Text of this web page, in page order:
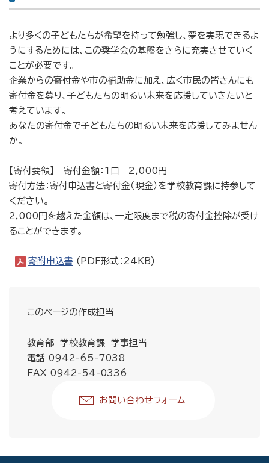
より多くの子どもたちが希望を持って勉強し、夢を実現できるよ
うにするためには、この奨学会の基盤をさらに充実させていく
ことが必要です。
企業からの寄付金や市の補助金に加え、広く市民の皆さんにも
寄付金を募り、子どもたちの明るい未来を応援していきたいと
考えています。
あなたの寄付金で子どもたちの明るい未来を応援してみません
か。
【寄付要領】 寄付金額：1口 2,000円
寄付方法：寄付申込書と寄付金（現金）を学校教育課に持参して
ください。
2,000円を越えた金額は、一定限度まで税の寄付金控除が受け
ることができます。
寄附申込書 (PDF形式：24KB)
このページの作成担当
教育部 学校教育課 学事担当
電話 0942-65-7038
FAX 0942-54-0336
お問い合わせフォーム